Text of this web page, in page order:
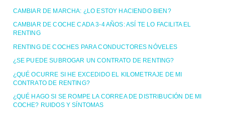
CAMBIAR DE MARCHA: ¿LO ESTOY HACIENDO BIEN?
CAMBIAR DE COCHE CADA 3-4 AÑOS: ASÍ TE LO FACILITA EL
RENTING
RENTING DE COCHES PARA CONDUCTORES NÓVELES
¿SE PUEDE SUBROGAR UN CONTRATO DE RENTING?
¿QUÉ OCURRE SI HE EXCEDIDO EL KILOMETRAJE DE MI
CONTRATO DE RENTING?
¿QUÉ HAGO SI SE ROMPE LA CORREA DE DISTRIBUCIÓN DE MI
COCHE? RUIDOS Y SÍNTOMAS